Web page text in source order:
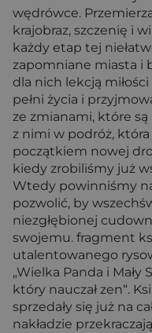
wędrówce.
krajobraz, szczenię i
każdy etap tej
zapomniane miasta i
dla nich lekcją
pełni życia i
ze zmianami, które
z nimi w podróż,
początkiem nowej
kiedy zrobiliśmy już
Wtedy powinniśmy
pozwolić, by
niezgłębionej
swojemu. fragment
utalentowanego
„Wielka Panda i Mały
który nauczał zen“.
sprzedały się już na
nakładzie